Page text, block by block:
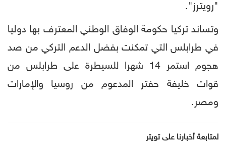
"رويترز".
وتساند تركيا حكومة الوفاق الوطني المعترف بها دوليا
في طرابلس التي تمكنت بفضل الدعم التركي من صد
هجوم استمر 14 شهرا للسيطرة على طرابلس من
قوات خليفة حفتر المدعوم من روسيا والإمارات
ومصر.
لمتابعة أخبارنا على تويتر